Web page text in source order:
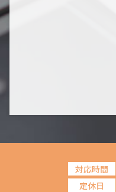
対応時間
定休日